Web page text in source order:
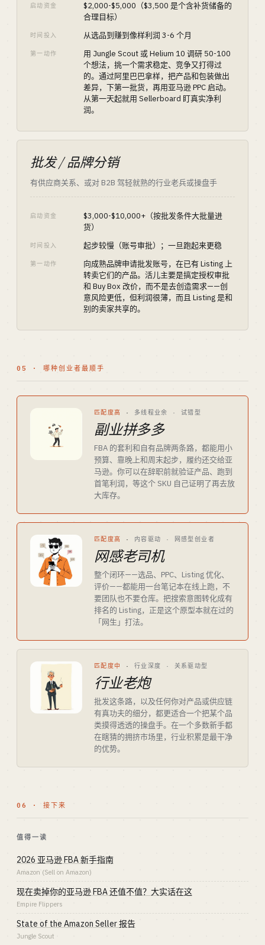
启动资金
$2,000-$5,000（$3,500 是个含补货储备的
合理目标）
时间投入 从选品到赚到像样利润 3-6 个月
第一动作
用 Jungle Scout 或 Helium 10 调研 50-100
个想法，挑一个需求稳定、竞争又打得过
的。通过阿里巴巴拿样，把产品和包装做出
差异，下第一批货，再用亚马逊 PPC 启动。
从第一天起就用 Sellerboard 盯真实净利
润。
批发 / 品牌分销
有供应商关系、或对 B2B 驾轻就熟的行业老兵或操盘手
启动资金
$3,000-$10,000+（按批发条件大批量进
货）
时间投入 起步较慢（账号审批）；一旦跑起来更稳
第一动作
向成熟品牌申请批发账号，在已有 Listing 上
转卖它们的产品。活儿主要是搞定授权审批
和 Buy Box 改价，而不是去创造需求——创
意风险更低，但利润很薄，而且 Listing 是和
别的卖家共享的。
05 · 哪种创业者最顺手
匹配度高 · 多线程业余 · 试错型
副业拼多多
FBA 的套利和自有品牌两条路，都能用小
预算、靠晚上和周末起步，履约还交给亚
马逊。你可以在辞职前就验证产品、跑到
首笔利润，等这个 SKU 自己证明了再去放
大库存。
匹配度高 · 内容驱动 · 网感型创业者
网感老司机
整个闭环——选品、PPC、Listing 优化、
评价——都能用一台笔记本在线上跑，不
要团队也不要仓库。把搜索意图转化成有
排名的 Listing，正是这个原型本就在过的
「网生」打法。
匹配度中 · 行业深度 · 关系驱动型
行业老炮
批发这条路，以及任何你对产品或供应链
有真功夫的细分，都更适合一个把某个品
类摸得透透的操盘手。在一个多数新手都
在瞎猜的拥挤市场里，行业积累是最干净
的优势。
06 · 接下来
值得一读
2026 亚马逊 FBA 新手指南
Amazon (Sell on Amazon)
现在卖掉你的亚马逊 FBA 还值不值？大实话在这
Empire Flippers
State of the Amazon Seller 报告
Jungle Scout